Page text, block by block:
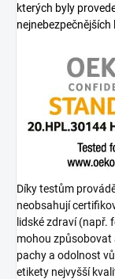
kterých byly
Díky testům
neobsahují
lidské zdraví (např.
mohou způsobovat
pachy a odolnost
etikety nejvyšší